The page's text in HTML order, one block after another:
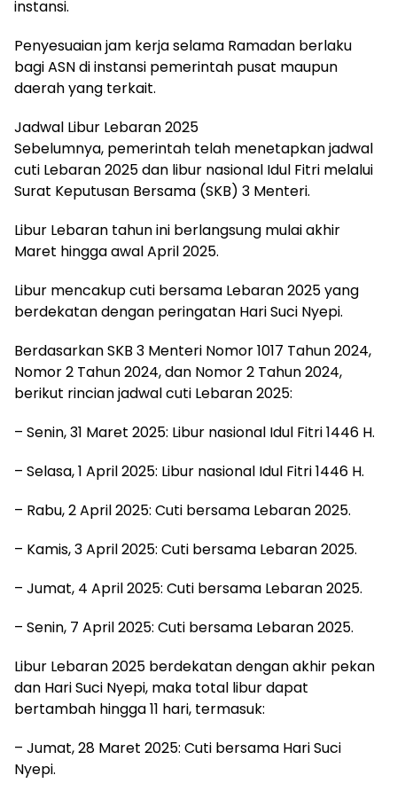
instansi.
Penyesuaian jam kerja selama Ramadan berlaku
bagi ASN di instansi pemerintah pusat maupun
daerah yang terkait.
Jadwal Libur Lebaran 2025
Sebelumnya, pemerintah telah menetapkan jadwal
cuti Lebaran 2025 dan libur nasional Idul Fitri melalui
Surat Keputusan Bersama (SKB) 3 Menteri.
Libur Lebaran tahun ini berlangsung mulai akhir
Maret hingga awal April 2025.
Libur mencakup cuti bersama Lebaran 2025 yang
berdekatan dengan peringatan Hari Suci Nyepi.
Berdasarkan SKB 3 Menteri Nomor 1017 Tahun 2024,
Nomor 2 Tahun 2024, dan Nomor 2 Tahun 2024,
berikut rincian jadwal cuti Lebaran 2025:
– Senin, 31 Maret 2025: Libur nasional Idul Fitri 1446 H.
– Selasa, 1 April 2025: Libur nasional Idul Fitri 1446 H.
– Rabu, 2 April 2025: Cuti bersama Lebaran 2025.
– Kamis, 3 April 2025: Cuti bersama Lebaran 2025.
– Jumat, 4 April 2025: Cuti bersama Lebaran 2025.
– Senin, 7 April 2025: Cuti bersama Lebaran 2025.
Libur Lebaran 2025 berdekatan dengan akhir pekan
dan Hari Suci Nyepi, maka total libur dapat
bertambah hingga 11 hari, termasuk:
– Jumat, 28 Maret 2025: Cuti bersama Hari Suci
Nyepi.